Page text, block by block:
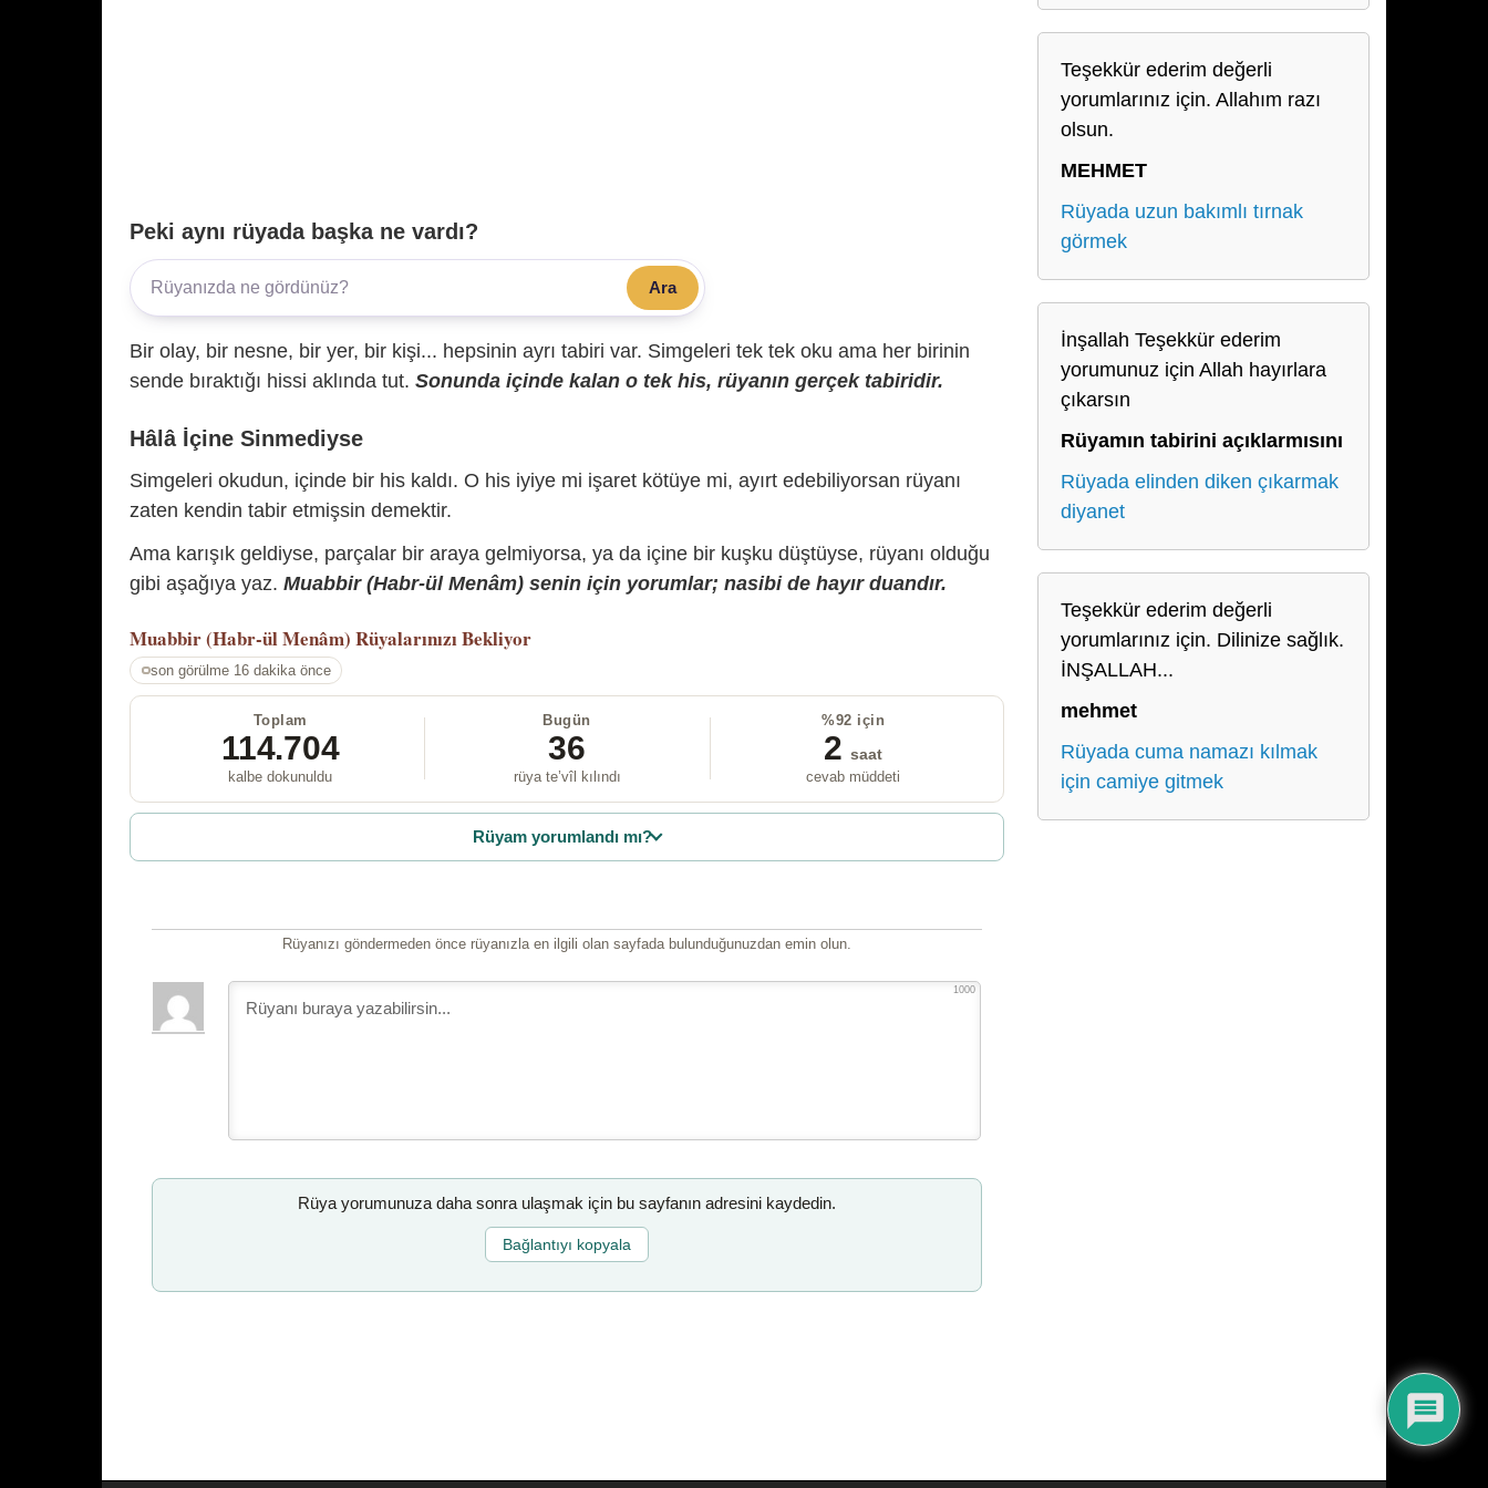
Peki aynı rüyada başka ne vardı?
Ara
Bir olay, bir nesne, bir yer, bir kişi... hepsinin ayrı tabiri var. Simgeleri tek tek oku ama her birinin
sende bıraktığı hissi aklında tut. Sonunda içinde kalan o tek his, rüyanın gerçek tabiridir.
Hâlâ İçine Sinmediyse
Simgeleri okudun, içinde bir his kaldı. O his iyiye mi işaret kötüye mi, ayırt edebiliyorsan rüyanı
zaten kendin tabir etmişsin demektir.
Ama karışık geldiyse, parçalar bir araya gelmiyorsa, ya da içine bir kuşku düştüyse, rüyanı olduğu
gibi aşağıya yaz. Muabbir (Habr-ül Menâm) senin için yorumlar; nasibi de hayır duandır.
Muabbir (Habr-ül Menâm) Rüyalarınızı Bekliyor
son görülme 16 dakika önce
Toplam
114.704
kalbe dokunuldu
Bugün
36
rüya te’vîl kılındı
%92 için
2 saat
cevab müddeti
Rüyam yorumlandı mı?
Rüyanızı göndermeden önce rüyanızla en ilgili olan sayfada bulunduğunuzdan emin olun.
1000
Rüya yorumunuza daha sonra ulaşmak için bu sayfanın adresini kaydedin.
Bağlantıyı kopyala
Teşekkür ederim değerli
yorumlarınız için. Allahım razı
olsun.
MEHMET
Rüyada uzun bakımlı tırnak
görmek
İnşallah Teşekkür ederim
yorumunuz için Allah hayırlara
çıkarsın
Rüyamın tabirini açıklarmısını
Rüyada elinden diken çıkarmak
diyanet
Teşekkür ederim değerli
yorumlarınız için. Dilinize sağlık.
İNŞALLAH...
mehmet
Rüyada cuma namazı kılmak
için camiye gitmek